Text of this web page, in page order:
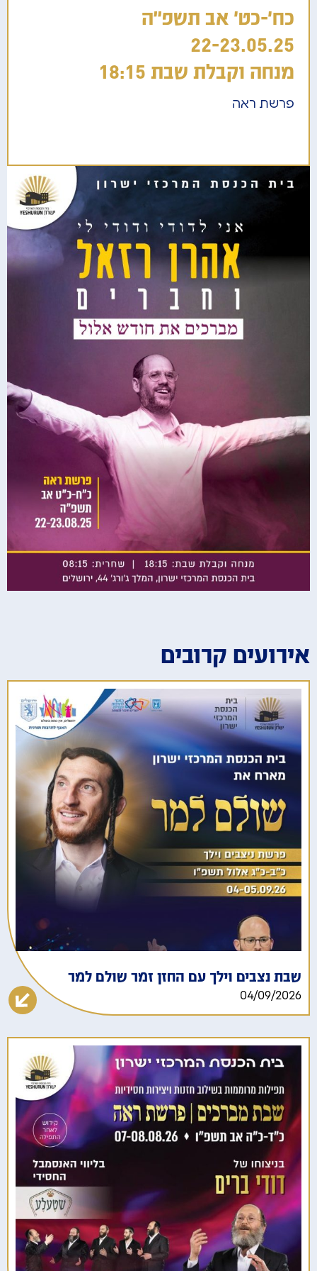
כח'-כט' אב תשפ"ה
22-23.05.25
מנחה וקבלת שבת 18:15
פרשת ראה
אירועים קרובים
שבת נצבים וילך עם החזן זמר שולם למר
04/09/2026